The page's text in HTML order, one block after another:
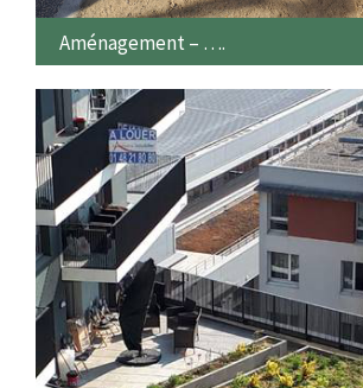
Aménagement – ….